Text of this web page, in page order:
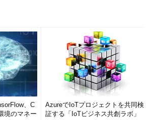
、C
境のマネー
AzureでIoTプロジェクトを共同検
証する「IoTビジネス共創ラボ」